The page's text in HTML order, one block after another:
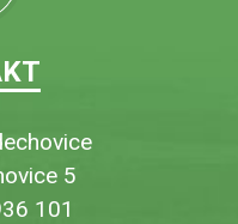
5
101